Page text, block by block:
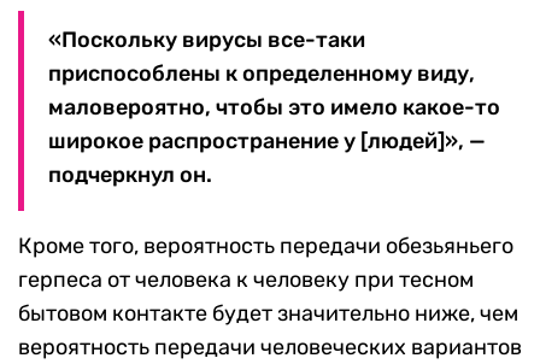
«Поскольку вирусы все-таки
приспособлены к определенному виду,
маловероятно, чтобы это имело какое-то
широкое распространение у [людей]», —
подчеркнул он.
Кроме того, вероятность передачи обезьяньего
герпеса от человека к человеку при тесном
бытовом контакте будет значительно ниже, чем
вероятность передачи человеческих вариантов